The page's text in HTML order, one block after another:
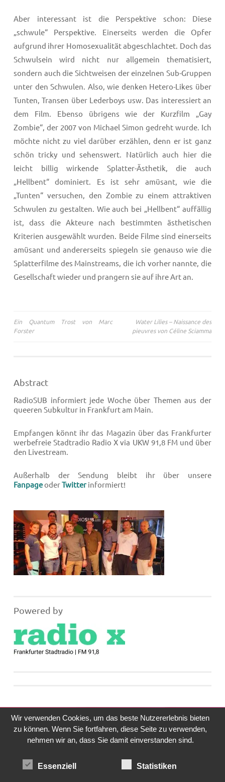
Aber interessant ist die Perspektive schon: Diese
„schwule“ Perspektive. Einerseits werden die Opfer
aufgrund ihrer Homosexualität abgeschlachtet. Doch das
Schwulsein wird nicht nur allgemein thematisiert,
sondern auch die Sichtweisen der einzelnen Sub-Gruppen
unter den Schwulen. Also, wie denken Hetero-Likes über
Tunten, Transen über Lederboys usw. Das interessiert an
dem Film. Ebenso übrigens wie der Kurzfilm „Gay
Zombie“, der 2007 von Michael Simon gedreht wurde. Ich
möchte nicht zu viel darüber erzählen, denn er ist ganz
schön tricky und sehenswert. Natürlich auch hier die
leicht billig wirkende Splatter-Ästhetik, die auch
„Hellbent“ dominiert. Es ist sehr amüsant, wie die
„Tunten“ versuchen, den Zombie zu einem attraktiven
Schwulen zu gestalten. Wie auch bei „Hellbent“ auffällig
ist, dass die Akteure nach bestimmten ästhetischen
Kriterien ausgewählt wurden. Beide Filme sind einerseits
amüsant und andererseits spiegeln sie genauso wie die
Splatterfilme des Mainstreams, die ich vorher nannte, die
Gesellschaft wieder und prangern sie auf ihre Art an.
Beitragsnavigation
Ein Quantum Trost von Marc
Forster
Water Lilies – Naissance des
pieuvres von Céline Sciamma
Abstract
RadioSUB informiert jede Woche über Themen aus der
queeren Subkultur in Frankfurt am Main.
Empfangen könnt ihr das Magazin über das Frankfurter
werbefreie Stadtradio Radio X via UKW 91,8 FM und über
den Livestream.
Außerhalb der Sendung bleibt ihr über unsere
FanpageoderTwitterinformiert!
Powered by
Wir verwenden Cookies, um das beste Nutzererlebnis bieten
zu können. Wenn Sie fortfahren, diese Seite zu verwenden,
nehmen wir an, dass Sie damit einverstanden sind.
Essenziell Statistiken